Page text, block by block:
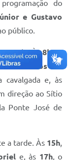
do
e Gustavo
público.
cedo. Às8h30,
cavaleirosna
cavalgada e, às
direção ao Sítio
Ponte José de
a tarde. Às 15h,
e, às 17h, o